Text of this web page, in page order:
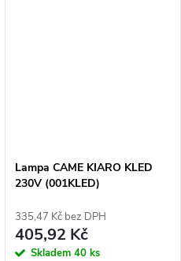
Lampa CAME KIARO KLED
230V (001KLED)
335,47 Kč bez DPH
405,92 Kč
Skladem 40 ks